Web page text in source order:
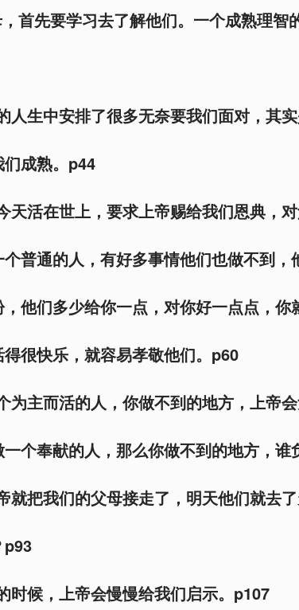
首先要学习去了解他们。一个成熟理智
人生中安排了很多无奈要我们面对，其
成熟。p44
天活在世上，要求上帝赐给我们恩典，
普通的人，有好多事情他们也做不到
他们多少给你一点，对你好一点点，
很快乐，就容易孝敬他们。p60
为主而活的人，你做不到的地方，上帝
个奉献的人，那么你做不到的地方，
就把我们的父母接走了，明天他们就去
p93
时候，上帝会慢慢给我们启示。p107